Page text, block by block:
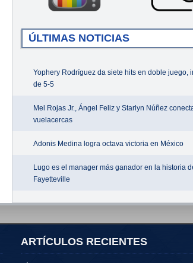
ÚLTIMAS NOTICIAS
Yophery Rodríguez da siete hits en doble juego,
de 5-5
Mel Rojas Jr., Ángel Feliz y Starlyn Núñez
vuelacercas
Adonis Medina logra octava victoria en México
Lugo es el manager más ganador en la historia
Fayetteville
ARTÍCULOS RECIENTES